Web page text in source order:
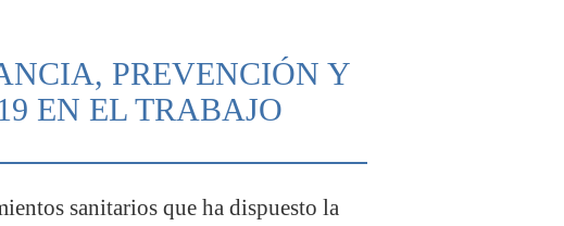
PREVENCIÓN Y
EN EL TRABAJO
sanitarios que ha dispuesto la